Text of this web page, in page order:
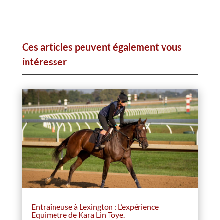
Ces articles peuvent également vous
intéresser
Entraîneuse à Lexington : L’expérience
Equimetre de Kara Lin Toye.